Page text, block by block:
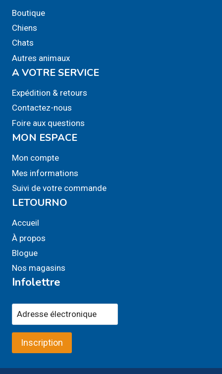
Boutique
Chiens
Chats
Autres animaux
A VOTRE SERVICE
Expédition & retours
Contactez-nous
Foire aux questions
MON ESPACE
Mon compte
Mes informations
Suivi de votre commande
LETOURNO
Accueil
À propos
Blogue
Nos magasins
Infolettre
Inscription